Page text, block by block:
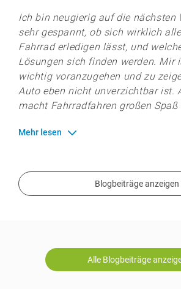
Ich bin neugierig auf die nächsten
sehr gespannt, ob sich wirklich
Fahrrad erledigen lässt, und
Lösungen sich finden werden. Mir
wichtig voranzugehen und zu
Auto eben nicht unverzichtbar ist.
macht Fahrradfahren großen
Mehr lesen
Blogbeiträge anzeigen
Alle Blogbeiträge